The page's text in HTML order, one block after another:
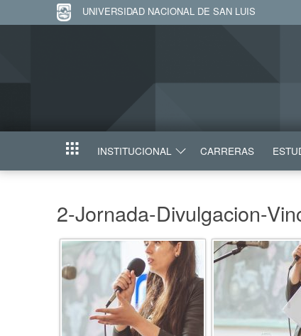
UNIVERSIDAD NACIONAL DE SAN LUIS
INICIO INSTITUCIONAL CARRERAS
2-Jornada-Divulgacion-